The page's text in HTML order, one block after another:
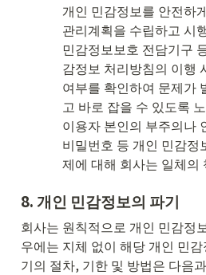
개인 민감정보를 안전하
관리계획을 수립하고 시
민감정보보호 전담기구
감정보 처리방침의 이행
여부를 확인하여 문제가
고 바로 잡을 수 있도록
이용자 본인의 부주의나
비밀번호 등 개인 민감
제에 대해 회사는 일체의
8. 개인 민감정보의 파기
회사는 원칙적으로 개인 민감정
우에는 지체 없이 해당 개인 민
기의 절차, 기한 및 방법은 다음